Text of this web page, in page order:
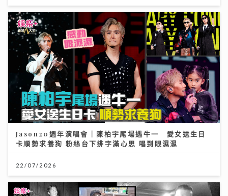
Jason20週年演唱會｜陳柏宇尾場遇牛一 愛女送生日
卡順勢求養狗 粉絲台下排字滿心思 唱到眼濕濕
22/07/2026